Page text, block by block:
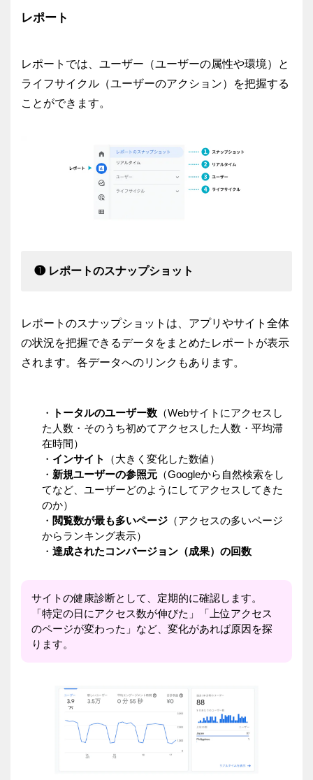
レポート
レポートでは、ユーザー（ユーザーの属性や環境）と
ライフサイクル（ユーザーのアクション）を把握する
ことができます。
❶ レポートのスナップショット
レポートのスナップショットは、アプリやサイト全体
の状況を把握できるデータをまとめたレポートが表示
されます。各データへのリンクもあります。
・ トータルのユーザー数 （Webサイトにアクセスし
た人数・そのうち初めてアクセスした人数・平均滞
在時間）
・ インサイト
（大きく変化した数値）
・ 新規ユーザーの参照元 （Googleから自然検索をし
てなど、ユーザーどのようにしてアクセスしてきた
のか）
・ 閲覧数が最も多いページ （アクセスの多いページ
からランキング表示）
・ 達成されたコンバージョン（成果）の回数
サイトの健康診断として、定期的に確認します。
「特定の日にアクセス数が伸びた」「上位アクセス
のページが変わった」など、変化があれば原因を探
ります。